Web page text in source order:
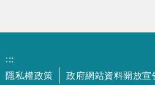
:::
隱私權政策
政府網站資料開放宣